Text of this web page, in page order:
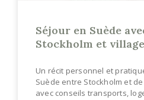
Séjour en Suède
Stockholm et
Un récit personnel et
Suède entre Stockholm et
avec conseils transports,